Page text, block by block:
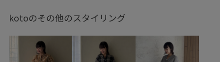
kotoのその他のスタイリング